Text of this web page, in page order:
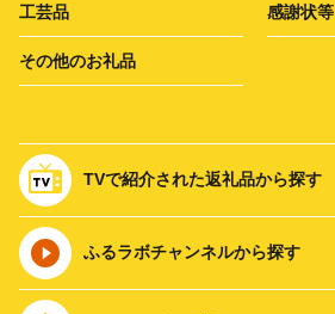
工芸品 感謝状等
その他のお礼品
TVで紹介された返礼品から探す
ふるラボチャンネルから探す